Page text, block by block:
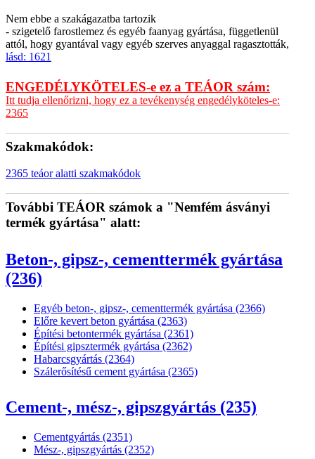
Nem ebbe a szakágazatba tartozik
- szigetelő farostlemez és egyéb faanyag gyártása, függetlenül
attól, hogy gyantával vagy egyéb szerves anyaggal ragasztották,
lásd: 1621
ENGEDÉLYKÖTELES-e ez a TEÁOR szám:
Itt tudja ellenőrizni, hogy ez a tevékenység engedélyköteles-e:
2365
Szakmakódok:
2365 teáor alatti szakmakódok
További TEÁOR számok a "Nemfém ásványi
termék gyártása" alatt:
Beton-, gipsz-, cementtermék gyártása
(236)
Egyéb beton-, gipsz-, cementtermék gyártása (2366)
Előre kevert beton gyártása (2363)
Építési betontermék gyártása (2361)
Építési gipsztermék gyártása (2362)
Habarcsgyártás (2364)
Szálerősítésű cement gyártása (2365)
Cement-, mész-, gipszgyártás (235)
Cementgyártás (2351)
Mész-, gipszgyártás (2352)